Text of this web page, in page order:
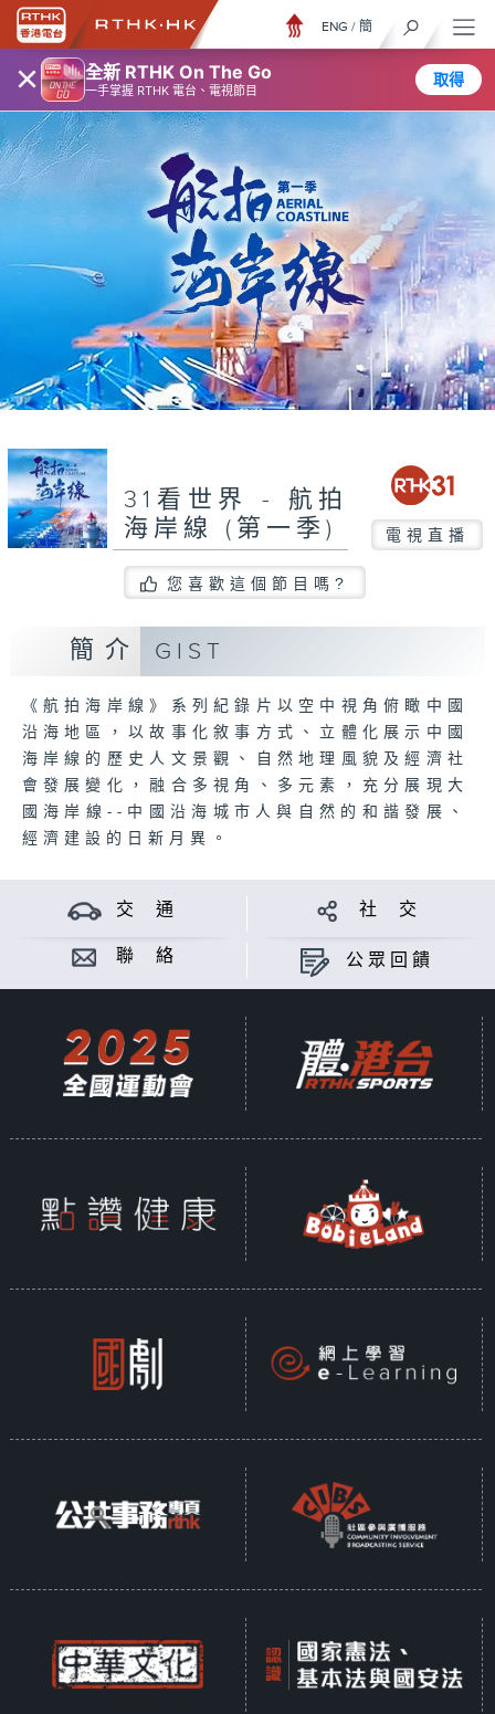
× 全新 RTHK On The Go
一手掌握 RTHK 電台、電視節目
取得
ENG / 簡
31看世界 - 航拍
海岸線 (第一季)
電視直播
您喜歡這個節目嗎?
簡介 GIST
《航拍海岸線》系列紀錄片以空中視角俯瞰中國
沿海地區，以故事化敘事方式、立體化展示中國
海岸線的歷史人文景觀、自然地理風貌及經濟社
會發展變化，融合多視角、多元素，充分展現大
國海岸線--中國沿海城市人與自然的和諧發展、
經濟建設的日新月異。
交 通 社 交
聯 絡 公眾回饋